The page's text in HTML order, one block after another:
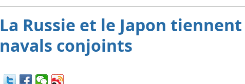
La Russie et le Japon
navals conjoints